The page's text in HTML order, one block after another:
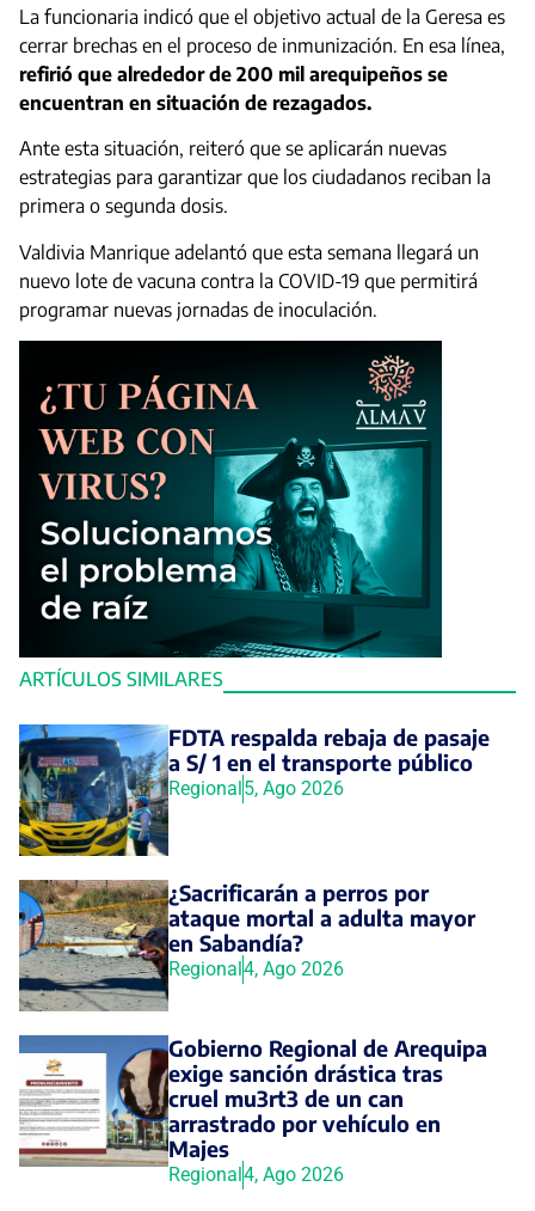
ARTÍCULOS SIMILARES
FDTA respalda rebaja de pasaje
a S/ 1 en el transporte público
Regional5, Ago 2026
¿Sacrificarán a perros por
ataque mortal a adulta mayor
en Sabandía?
Regional4, Ago 2026
Gobierno Regional de Arequipa
exige sanción drástica tras
cruel mu3rt3 de un can
arrastrado por vehículo en
Majes
Regional4, Ago 2026
La funcionaria indicó que el objetivo actual de la Geresa es
cerrar brechas en el proceso de inmunización. En esa línea,
refirió que alrededor de 200 mil arequipeños se
encuentran en situación de rezagados.
Ante esta situación, reiteró que se aplicarán nuevas
estrategias para garantizar que los ciudadanos reciban la
primera o segunda dosis.
Valdivia Manrique adelantó que esta semana llegará un
nuevo lote de vacuna contra la COVID-19 que permitirá
programar nuevas jornadas de inoculación.